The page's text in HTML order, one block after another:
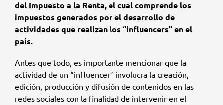
del Impuesto a la Renta, el cual comprende los
impuestos generados por el desarrollo de
actividades que realizan los “influencers” en el
país.
Antes que todo, es importante mencionar que la
actividad de un “influencer” involucra la creación,
edición, producción y difusión de contenidos en las
redes sociales con la finalidad de intervenir en el